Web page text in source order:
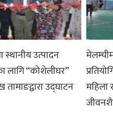
स्थानीय उत्पादन
लागि “कोशेलीघर”
तामाङद्वारा उद्घाटन